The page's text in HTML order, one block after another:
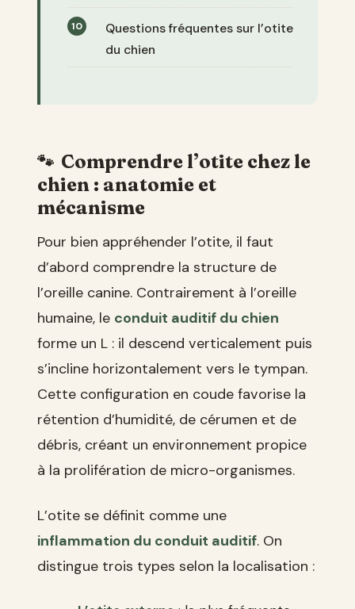
Questions fréquentes sur l’otite
du chien
Comprendre l’otite chez le
chien : anatomie et
mécanisme
Pour bien appréhender l’otite, il faut
d’abord comprendre la structure de
l’oreille canine. Contrairement à l’oreille
humaine, le conduit auditif du chien
forme un L : il descend verticalement puis
s’incline horizontalement vers le tympan.
Cette configuration en coude favorise la
rétention d’humidité, de cérumen et de
débris, créant un environnement propice
à la prolifération de micro-organismes.
L’otite se définit comme une
inflammation du conduit auditif. On
distingue trois types selon la localisation :